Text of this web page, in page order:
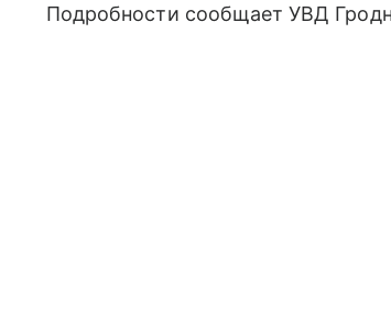
Подробности сообщает УВД